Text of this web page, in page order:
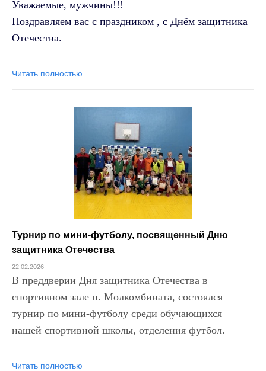
Уважаемые, мужчины!!!
Поздравляем вас с праздником , с Днём защитника
Отечества.
Читать полностью
Турнир по мини-футболу, посвященный Дню
защитника Отечества
22.02.2026
В преддверии Дня защитника Отечества в
спортивном зале п. Молкомбината, состоялся
турнир по мини-футболу среди обучающихся
нашей спортивной школы, отделения футбол.
Читать полностью